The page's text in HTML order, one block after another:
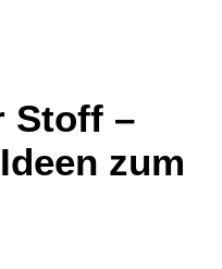
Stoff –
zum